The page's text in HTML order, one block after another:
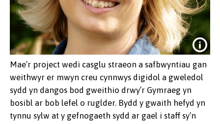
Mae’r project wedi casglu straeon a safbwyntiau gan
weithwyr er mwyn creu cynnwys digidol a gweledol
sydd yn dangos bod gweithio drwy’r Gymraeg yn
bosibl ar bob lefel o ruglder. Bydd y gwaith hefyd yn
tynnu sylw at y gefnogaeth sydd ar gael i staff sy’n